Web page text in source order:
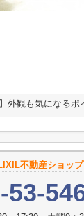
】外観も気になるポ
不動産ショッ
53-